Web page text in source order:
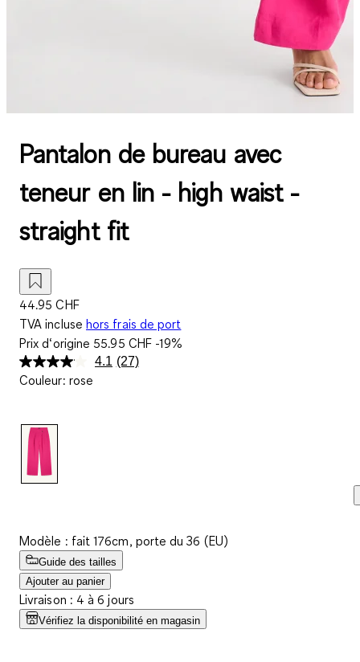
Pantalon de bureau avec
teneur en lin - high waist -
straight fit
44.95 CHF
TVA incluse hors frais de port
Prix d‘origine 55.95 CHF-19%
4.1 Lire
(27)
Couleur: rose
Modèle : fait 176cm, porte du 36 (EU)
Guide des tailles
Ajouter au panier
Livraison : 4 à 6 jours
Vérifiez la disponibilité en magasin